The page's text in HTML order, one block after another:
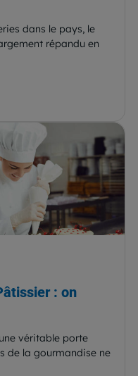
dans le pays, le
répandu en
: on
véritable porte
de la gourmandise ne